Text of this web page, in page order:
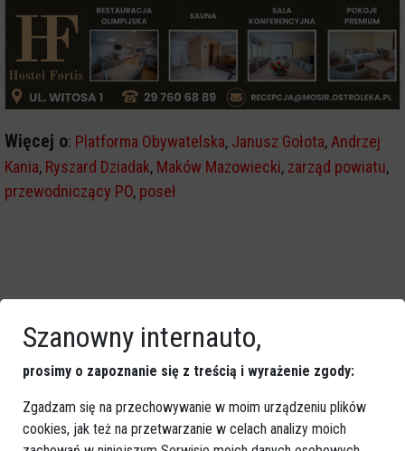
Więcej o: Platforma Obywatelska, Janusz Gołota,Andrzej
Kania, Ryszard Dziadak, Maków Mazowiecki, zarząd powiatu,
przewodniczący PO, poseł
Szanowny internauto,
prosimy o zapoznanie się z treścią i wyrażenie zgody:
Zgadzam się na przechowywanie w moim urządzeniu plików
cookies, jak też na przetwarzanie w celach analizy moich